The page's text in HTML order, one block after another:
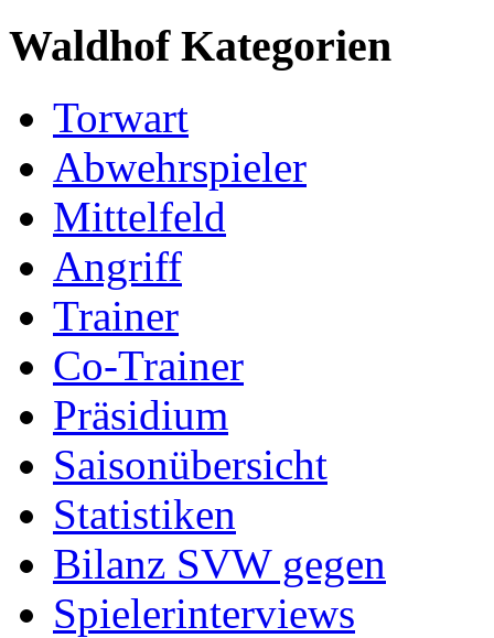
Waldhof Kategorien
Torwart
Abwehrspieler
Mittelfeld
Angriff
Trainer
Co-Trainer
Präsidium
Saisonübersicht
Statistiken
Bilanz SVW gegen
Spielerinterviews